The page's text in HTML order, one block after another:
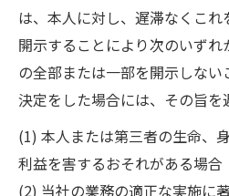
は、本人に対し、遅滞なくこれ
開示することにより次のいず
の全部または一部を開示しな
決定をした場合には、その旨を
(1) 本人または第三者の生命、
利益を害するおそれがある場合
(2) 当社の業務の適正な実施に